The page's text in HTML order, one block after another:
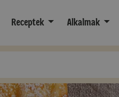
Receptek Alkalmak